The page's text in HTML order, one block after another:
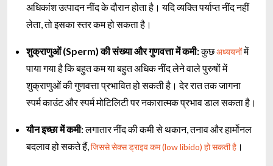
अधिकांश उत्पादन नींद के दौरान होता है। यदि व्यक्ति पर्याप्त नींद नहीं
लेता, तो इसका स्तर कम हो सकता है।
शुक्राणुओं (Sperm) की संख्या और गुणवत्ता में कमी:कुछअध्ययनोंमें
पाया गया है कि बहुत कम या बहुत अधिक नींद लेने वाले पुरुषों में
शुक्राणुओं की गुणवत्ता प्रभावित हो सकती है। देर रात तक जागना
स्पर्म काउंट और स्पर्म मोटिलिटी पर नकारात्मक प्रभाव डाल सकता है।
यौन इच्छा में कमी:लगातार नींद की कमी से थकान, तनाव और हार्मोनल
बदलाव हो सकते हैं, जिससे सेक्स ड्राइव कम (low libido) हो सकती है ।